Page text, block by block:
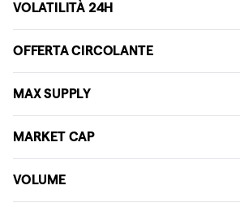
VOLATILITÀ 24H
OFFERTA CIRCOLANTE
MAX SUPPLY
MARKET CAP
VOLUME